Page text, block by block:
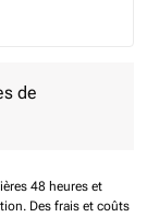
de
48 heures et
Des frais et coûts